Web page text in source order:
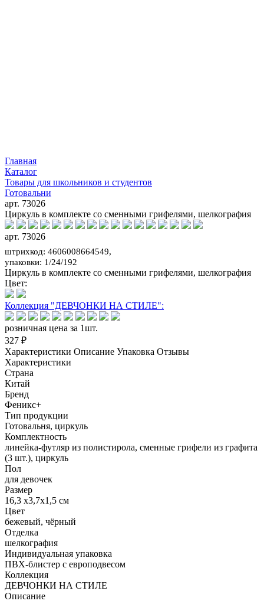
Главная
Каталог
Товары для школьников и студентов
Готовальни
арт. 73026
Циркуль в комплекте со сменными грифелями, шелкография
арт. 73026
штрихкод: 4606008664549,
упаковки: 1/24/192
Циркуль в комплекте со сменными грифелями, шелкография
Цвет:
Коллекция "ДЕВЧОНКИ НА СТИЛЕ":
розничная цена за 1шт.
327 ₽
Характеристики Описание Упаковка Отзывы
Характеристики
Страна
Китай
Бренд
Феникс+
Тип продукции
Готовальня, циркуль
Комплектность
линейка-футляр из полистирола, сменные грифели из графита
(3 шт.), циркуль
Пол
для девочек
Размер
16,3 х3,7х1,5 см
Цвет
бежевый, чёрный
Отделка
шелкография
Индивидуальная упаковка
ПВХ-блистер с европодвесом
Коллекция
ДЕВЧОНКИ НА СТИЛЕ
Описание